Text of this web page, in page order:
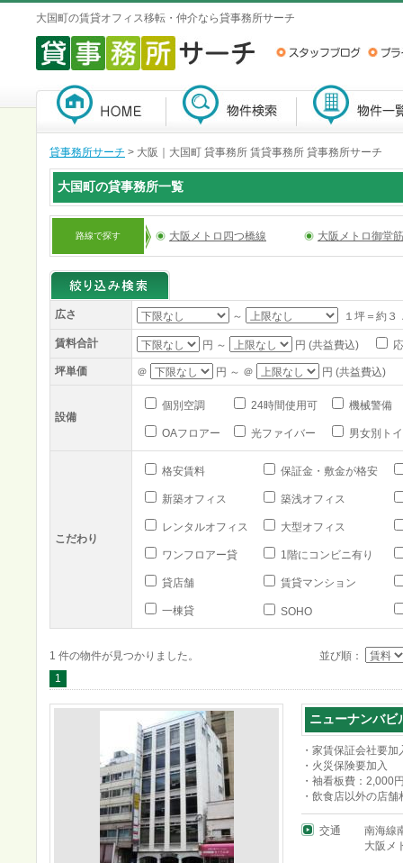
大国町の賃貸オフィス移転・仲介なら貸事務所サーチ
貸事務所サーチ > 大阪｜大国町 貸事務所 賃貸事務所 貸事務所サーチ
大国町の貸事務所一覧
路線で探す 大阪メトロ四つ橋線 大阪メトロ御堂
広さ ～ １坪＝約３
賃料合計 円 ～ 円 (共益費込)
坪単価 ＠ 円 ～ ＠ 円 (共益費込)
設備
個別空調 24時間使用可 機械警備
OAフロアー 光ファイバー 男女別ト
こだわり
格安賃料 保証金・敷金が格安
新築オフィス 築浅オフィス
レンタルオフィス 大型オフィス
ワンフロアー貸 1階にコンビニ有り
貸店舗 賃貸マンション
一棟貸 SOHO
1 件の物件が見つかりました。
並び順：
1
ニューナンバビ
・家賃保証会社要加
・火災保険要加入
・袖看板費：2,000
・飲食店以外の店舗
交通
南海線
大阪メ